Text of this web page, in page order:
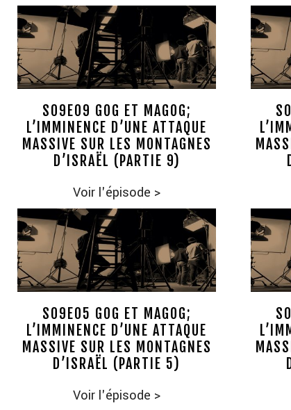
S09E09 GOG ET MAGOG;
L’IMMINENCE D’UNE ATTAQUE
MASSIVE SUR LES MONTAGNES
D’ISRAËL (PARTIE 9)
Voir l'épisode >
S09E05 GOG ET MAGOG;
L’IMMINENCE D’UNE ATTAQUE
MASSIVE SUR LES MONTAGNES
D’ISRAËL (PARTIE 5)
Voir l'épisode >